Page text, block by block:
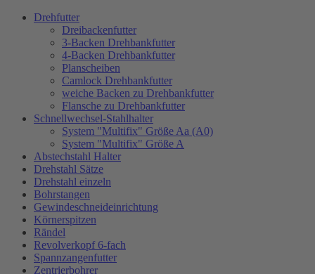
Drehfutter
Dreibackenfutter
3-Backen Drehbankfutter
4-Backen Drehbankfutter
Planscheiben
Camlock Drehbankfutter
weiche Backen zu Drehbankfutter
Flansche zu Drehbankfutter
Schnellwechsel-Stahlhalter
System "Multifix" Größe Aa (A0)
System "Multifix" Größe A
Abstechstahl Halter
Drehstahl Sätze
Drehstahl einzeln
Bohrstangen
Gewindeschneideinrichtung
Körnerspitzen
Rändel
Revolverkopf 6-fach
Spannzangenfutter
Zentrierbohrer